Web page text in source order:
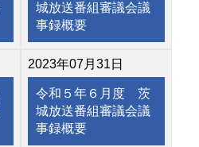
城放送番組審議会議
事録概要
2023年07月31日
令和５年６月度 茨
城放送番組審議会議
事録概要